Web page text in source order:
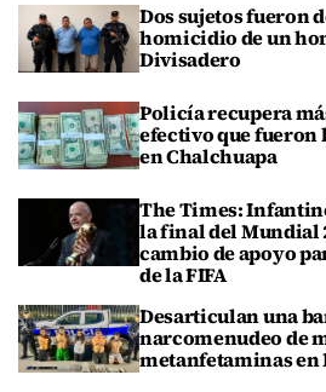
Dos sujetos fueron
homicidio de un
Divisadero
Policía recupera
efectivo que fueron
en Chalchuapa
The Times:
la final del Mundial
cambio de apoyo
de la FIFA
Desarticulan una
narcomenudeo de
metanfetaminas en